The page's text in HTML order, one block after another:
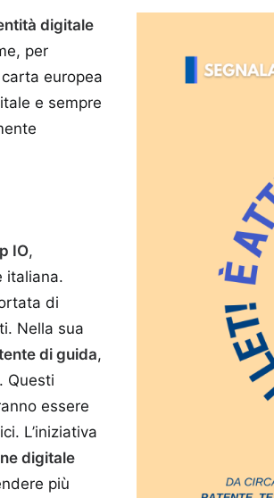
digitale
per
europea
e sempre
IO,
italiana.
di
Nella sua
di guida,
. Questi
essere
L’iniziativa
digitale
più